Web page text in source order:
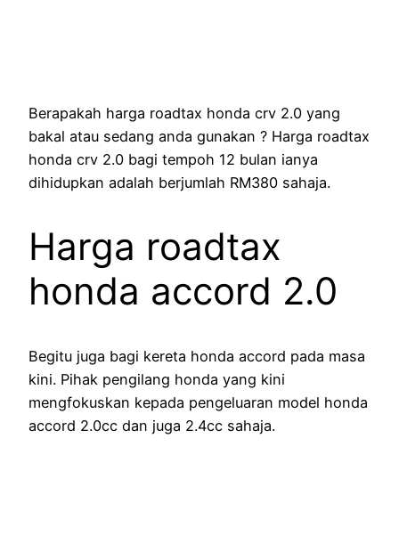
Berapakah harga roadtax honda crv 2.0 yang
bakal atau sedang anda gunakan ? Harga roadtax
honda crv 2.0 bagi tempoh 12 bulan ianya
dihidupkan adalah berjumlah RM380 sahaja.
Harga roadtax
honda accord 2.0
Begitu juga bagi kereta honda accord pada masa
kini. Pihak pengilang honda yang kini
mengfokuskan kepada pengeluaran model honda
accord 2.0cc dan juga 2.4cc sahaja.